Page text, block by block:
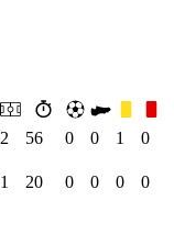
2 56 0 0 1 0
1 20 0 0 0 0